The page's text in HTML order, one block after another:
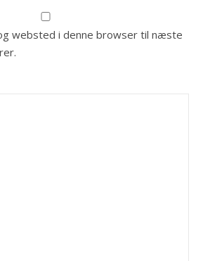
websted i denne browser til næste